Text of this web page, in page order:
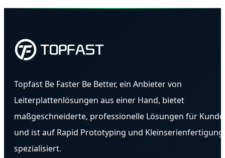
Topfast Be Faster Be Better, ein Anbieter von
Leiterplattenlösungen aus einer Hand, bietet
maßgeschneiderte, professionelle Lösungen für
und ist auf Rapid Prototyping und Kleinserienfertigung
spezialisiert.